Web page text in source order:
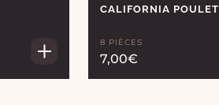
CALIFORNIA POULET
8 PIÈCES
7,00€